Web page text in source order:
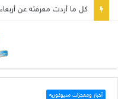
صلاة إلى مريم سلطانة
أخبار ومعجزات مديوغوريه